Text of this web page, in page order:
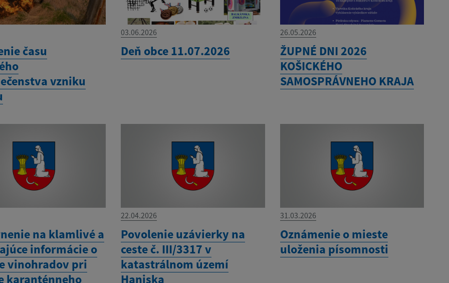
času
vzniku
03.06.2026
Deň obce 11.07.2026
26.05.2026
ŽUPNÉ DNI 2026
KOŠICKÉHO
SAMOSPRÁVNEHO KRAJA
na klamlivé a
informácie o
vinohradov pri
karanténneho
22.04.2026
Povolenie uzávierky na
ceste č. III/3317 v
katastrálnom území
Haniska
31.03.2026
Oznámenie o mieste
uloženia písomnosti